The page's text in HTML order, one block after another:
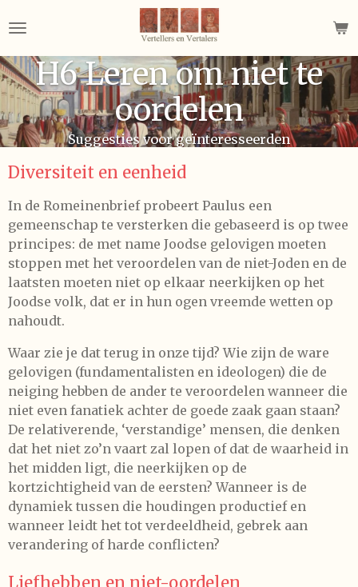
direct
naar
de
hoofdinhoud
H6 Leren om niet te
oordelen
Suggesties voor geïnteresseerden
Diversiteit en eenheid
In de Romeinenbrief probeert Paulus een
gemeenschap te versterken die gebaseerd is op twee
principes: de met name Joodse gelovigen moeten
stoppen met het veroordelen van de niet-Joden en de
laatsten moeten niet op elkaar neerkijken op het
Joodse volk, dat er in hun ogen vreemde wetten op
nahoudt.
Waar zie je dat terug in onze tijd? Wie zijn de ware
gelovigen (fundamentalisten en ideologen) die de
neiging hebben de ander te veroordelen wanneer die
niet even fanatiek achter de goede zaak gaan staan?
De relativerende, ‘verstandige’ mensen, die denken
dat het niet zo’n vaart zal lopen of dat de waarheid in
het midden ligt, die neerkijken op de
kortzichtigheid van de eersten? Wanneer is de
dynamiek tussen die houdingen productief en
wanneer leidt het tot verdeeldheid, gebrek aan
verandering of harde conflicten?